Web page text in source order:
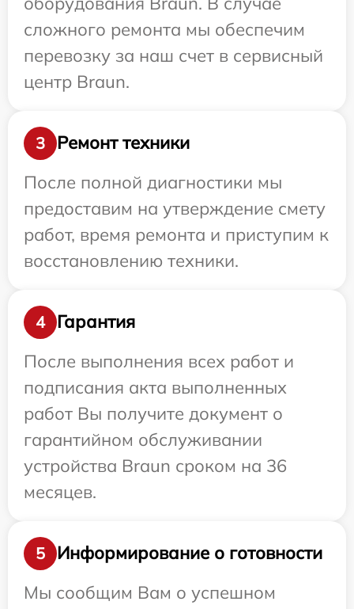
сложного ремонта мы обеспечим
перевозку за наш счет в сервисный
центр Braun.
3
Ремонт техники
После полной диагностики мы
предоставим на утверждение смету
работ, время ремонта и приступим к
восстановлению техники.
4
Гарантия
После выполнения всех работ и
подписания акта выполненных
работ Вы получите документ о
гарантийном обслуживании
устройства Braun сроком на 36
месяцев.
5
Информирование о готовности
Мы сообщим Вам о успешном